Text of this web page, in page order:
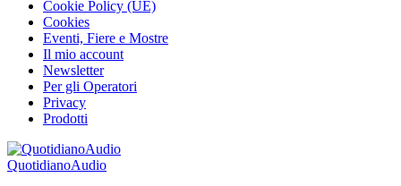
Cookie Policy (UE)
Cookies
Eventi, Fiere e Mostre
Il mio account
Newsletter
Per gli Operatori
Privacy
Prodotti
QuotidianoAudio